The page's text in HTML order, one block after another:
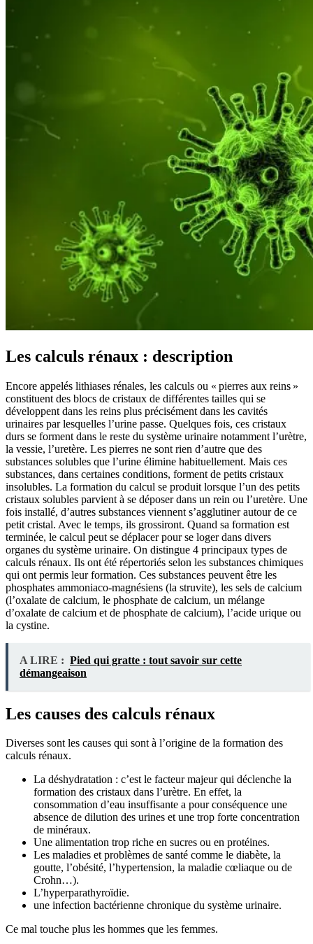
Les calculs rénaux : description
Encore appelés lithiases rénales, les calculs ou « pierres aux reins »
constituent des blocs de cristaux de différentes tailles qui se
développent dans les reins plus précisément dans les cavités
urinaires par lesquelles l’urine passe. Quelques fois, ces cristaux
durs se forment dans le reste du système urinaire notamment l’urètre,
la vessie, l’uretère. Les pierres ne sont rien d’autre que des
substances solubles que l’urine élimine habituellement. Mais ces
substances, dans certaines conditions, forment de petits cristaux
insolubles. La formation du calcul se produit lorsque l’un des petits
cristaux solubles parvient à se déposer dans un rein ou l’uretère. Une
fois installé, d’autres substances viennent s’agglutiner autour de ce
petit cristal. Avec le temps, ils grossiront. Quand sa formation est
terminée, le calcul peut se déplacer pour se loger dans divers
organes du système urinaire. On distingue 4 principaux types de
calculs rénaux. Ils ont été répertoriés selon les substances chimiques
qui ont permis leur formation. Ces substances peuvent être les
phosphates ammoniaco-magnésiens (la struvite), les sels de calcium
(l’oxalate de calcium, le phosphate de calcium, un mélange
d’oxalate de calcium et de phosphate de calcium), l’acide urique ou
la cystine.
A LIRE : Pied qui gratte : tout savoir sur cette
démangeaison
Les causes des calculs rénaux
Diverses sont les causes qui sont à l’origine de la formation des
calculs rénaux.
La déshydratation : c’est le facteur majeur qui déclenche la
formation des cristaux dans l’urètre. En effet, la
consommation d’eau insuffisante a pour conséquence une
absence de dilution des urines et une trop forte concentration
de minéraux.
Une alimentation trop riche en sucres ou en protéines.
Les maladies et problèmes de santé comme le diabète, la
goutte, l’obésité, l’hypertension, la maladie cœliaque ou de
Crohn…).
L’hyperparathyroïdie.
une infection bactérienne chronique du système urinaire.
Ce mal touche plus les hommes que les femmes.